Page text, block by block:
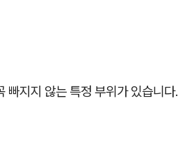
빠지지 않는 특정 부위가 있습니다.